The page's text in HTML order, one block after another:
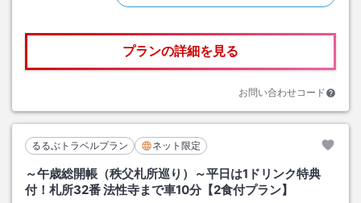
プランの詳細を見る
お問い合わせコード
るるぶトラベルプラン ネット限定
～午歳総開帳（秩父札所巡り）～平日は1ドリンク特典
付！札所32番 法性寺まで車10分【2食付プラン】